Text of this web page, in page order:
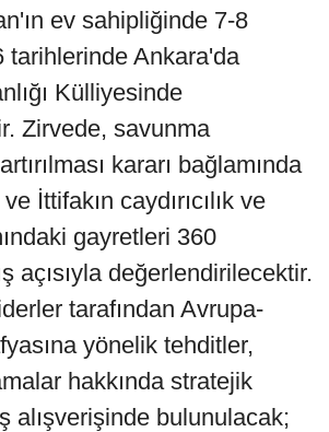
ev sahipliğinde 7-8
tarihlerinde Ankara'da
Külliyesinde
Zirvede, savunma
kararı bağlamında
İttifakın caydırıcılık ve
gayretleri 360
açısıyla değerlendirilecektir.
tarafından Avrupa-
yönelik tehditler,
hakkında stratejik
alışverişinde bulunulacak;